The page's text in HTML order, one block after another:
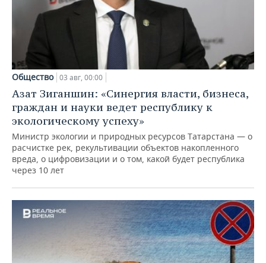
Общество 03 авг, 00:00
Азат Зиганшин: «Синергия власти, бизнеса,
граждан и науки ведет республику к
экологическому успеху»
Министр экологии и природных ресурсов Татарстана — о
расчистке рек, рекультивации объектов накопленного
вреда, о цифровизации и о том, какой будет республика
через 10 лет